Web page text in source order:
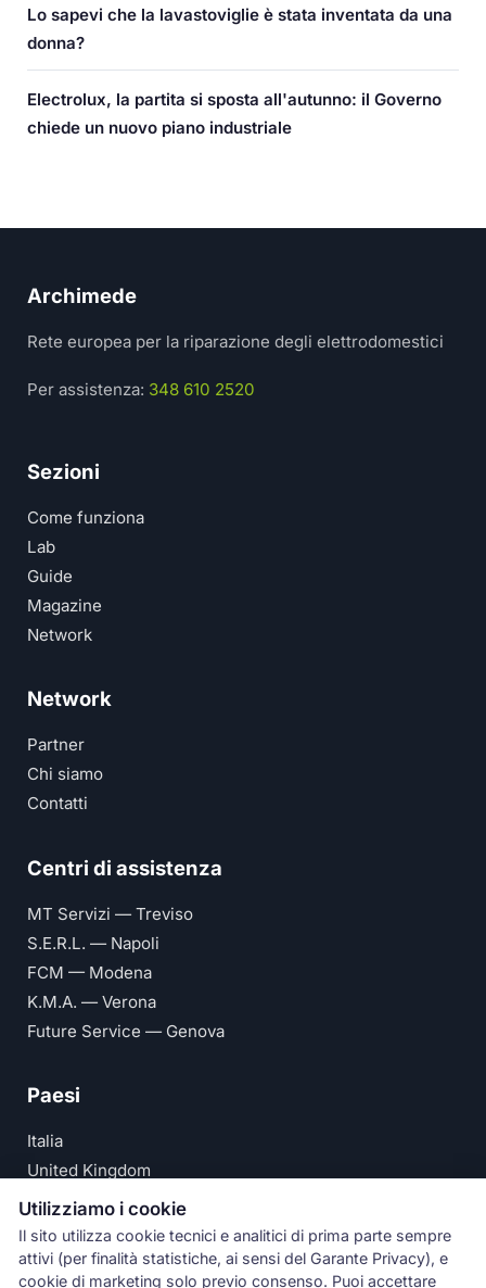
Lo sapevi che la lavastoviglie è stata inventata da una
donna?
Electrolux, la partita si sposta all'autunno: il Governo
chiede un nuovo piano industriale
Archimede
Rete europea per la riparazione degli elettrodomestici
Per assistenza: 348 610 2520
Sezioni
Come funziona
Lab
Guide
Magazine
Network
Network
Partner
Chi siamo
Contatti
Centri di assistenza
MT Servizi — Treviso
S.E.R.L. — Napoli
FCM — Modena
K.M.A. — Verona
Future Service — Genova
Paesi
Italia
United Kingdom
Deutschland
España
© Numeri Primi Srl — P.IVA IT11621120960 ·Privacy e
Utilizziamo i cookie
Il sito utilizza cookie tecnici e analitici di prima parte sempre
attivi (per finalità statistiche, ai sensi del Garante Privacy), e
cookie di marketing solo previo consenso. Puoi accettare